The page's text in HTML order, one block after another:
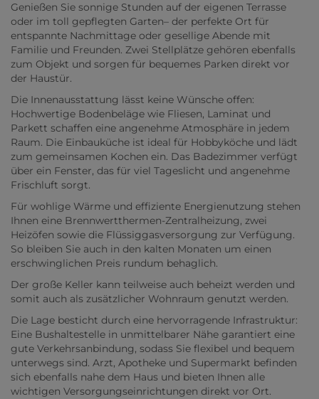
Genießen Sie sonnige Stunden auf der eigenen Terrasse
oder im toll gepflegten Garten– der perfekte Ort für
entspannte Nachmittage oder gesellige Abende mit
Familie und Freunden. Zwei Stellplätze gehören ebenfalls
zum Objekt und sorgen für bequemes Parken direkt vor
der Haustür.
Die Innenausstattung lässt keine Wünsche offen:
Hochwertige Bodenbeläge wie Fliesen, Laminat und
Parkett schaffen eine angenehme Atmosphäre in jedem
Raum. Die Einbauküche ist ideal für Hobbyköche und lädt
zum gemeinsamen Kochen ein. Das Badezimmer verfügt
über ein Fenster, das für viel Tageslicht und angenehme
Frischluft sorgt.
Für wohlige Wärme und effiziente Energienutzung stehen
Ihnen eine Brennwertthermen-Zentralheizung, zwei
Heizöfen sowie die Flüssiggasversorgung zur Verfügung.
So bleiben Sie auch in den kalten Monaten um einen
erschwinglichen Preis rundum behaglich.
Der große Keller kann teilweise auch beheizt werden und
somit auch als zusätzlicher Wohnraum genutzt werden.
Die Lage besticht durch eine hervorragende Infrastruktur:
Eine Bushaltestelle in unmittelbarer Nähe garantiert eine
gute Verkehrsanbindung, sodass Sie flexibel und bequem
unterwegs sind. Arzt, Apotheke und Supermarkt befinden
sich ebenfalls nahe dem Haus und bieten Ihnen alle
wichtigen Versorgungseinrichtungen direkt vor Ort.